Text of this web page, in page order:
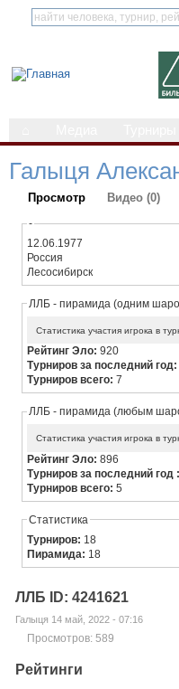
Галыця
Просмотр Видео (0)
-
12.06.1977
Россия
Лесосибирск
ЛЛБ - пирамида (одним
Статистика участия игрока в
Рейтинг Эло:920
Турниров за последний
Турниров всего:7
ЛЛБ - пирамида (любым
Статистика участия игрока в
Рейтинг Эло:896
Турниров за последний год
Турниров всего:5
Статистика
Турниров: 18
Пирамида: 18
ЛЛБ ID: 4241621
Галыця 14 май, 2022 - 07:16
Просмотров: 589
Рейтинги